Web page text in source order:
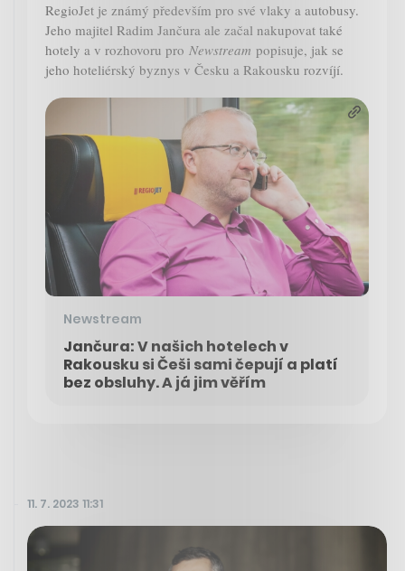
RegioJet je známý především pro své vlaky a autobusy.
Jeho majitel Radim Jančura ale začal nakupovat také
hotely a v rozhovoru pro Newstream popisuje, jak se
jeho hoteliérský byznys v Česku a Rakousku rozvíjí.
Newstream
Jančura: V našich hotelech v
Rakousku si Češi sami čepují a platí
bez obsluhy. A já jim věřím
11. 7. 2023 11:31